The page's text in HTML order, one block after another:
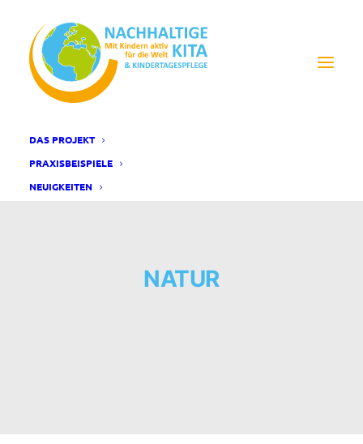
DAS PROJEKT
PRAXISBEISPIELE
NEUIGKEITEN
NATUR